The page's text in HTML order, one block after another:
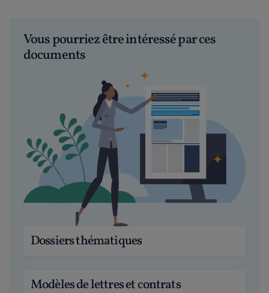
Vous pourriez être intéressé par ces
documents
Dossiers thématiques
Modèles de lettres et contrats